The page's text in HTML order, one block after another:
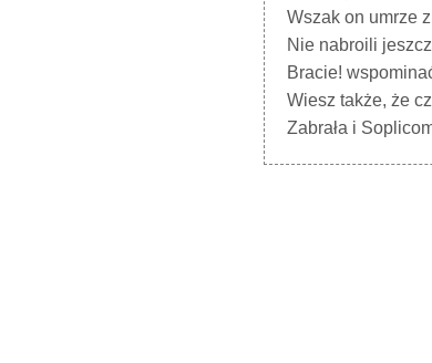
Wszak on umrze
Nie nabroili
Bracie!
Wiesz także, że
Zabrała i